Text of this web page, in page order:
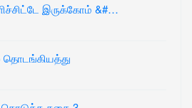
இருக்கோம் &#…